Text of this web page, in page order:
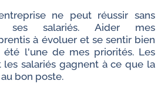
ne peut réussir sans
ses salariés. Aider mes
à évoluer et se sentir bien
été l'une de mes priorités. Les
salariés gagnent à ce que la
bon poste.